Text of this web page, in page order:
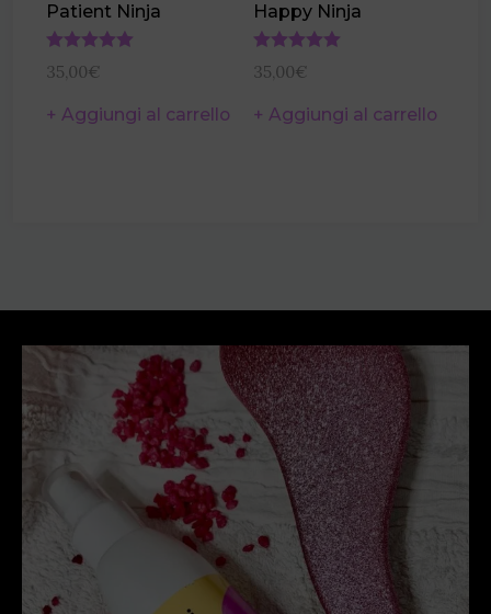
Patient Ninja
Valutato
4.67
35,00€
Aggiungi al carrello
Happy Ninja
Valutato
3.00
35,00€
Aggiungi al carrello